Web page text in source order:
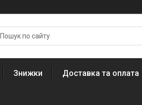
Знижки Доставка та оплата